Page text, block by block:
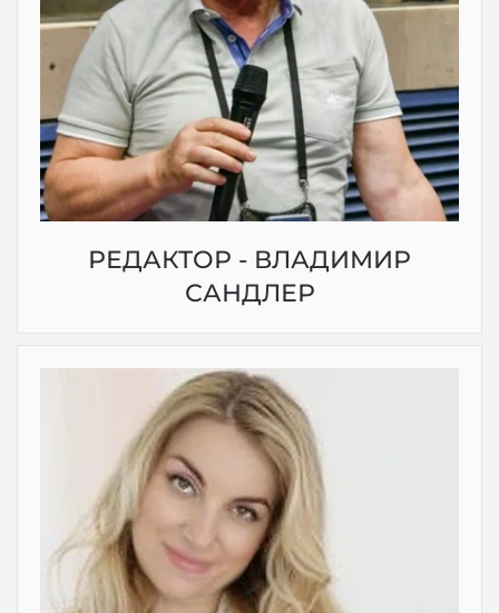
РЕДАКТОР - ВЛАДИМИР
САНДЛЕР